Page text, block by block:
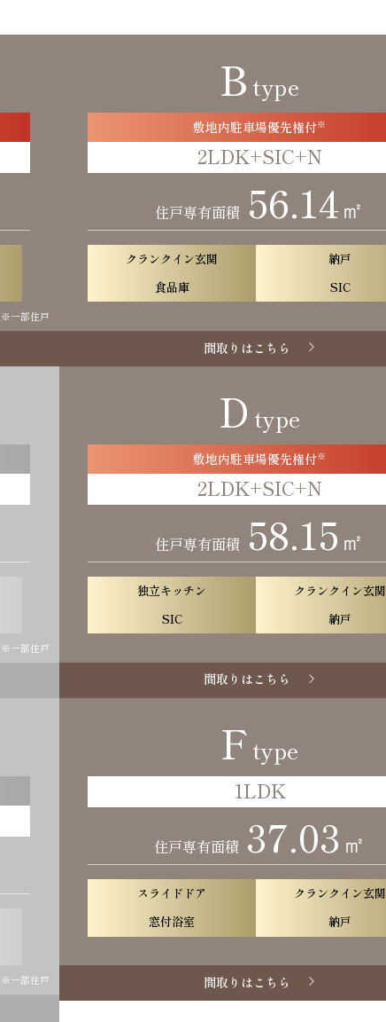
※一部住戸
B type
敷地内駐車場優先権付※
2LDK+SIC+N
住戸専有面積 56.14㎡
クランクイン玄関
納戸
食品庫
SIC
間取りはこちら
※一部住戸
D type
敷地内駐車場優先権付※
2LDK+SIC+N
住戸専有面積 58.15 ㎡
独立キッチン
クランクイン玄関
SIC
納戸
間取りはこちら
※一部住戸
Ftype
1LDK
住戸専有面積 37.03 ㎡
スライドドア
クランクイン玄関
窓付浴室
納戸
間取りはこちら